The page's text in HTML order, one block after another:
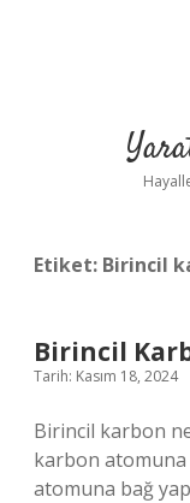
Etiket: Birincil
Birincil
Tarih: Kasım 18, 2024
Birincil karbon
karbon atomuna
atomuna bağ